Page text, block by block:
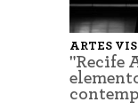
ARTES
"Recife